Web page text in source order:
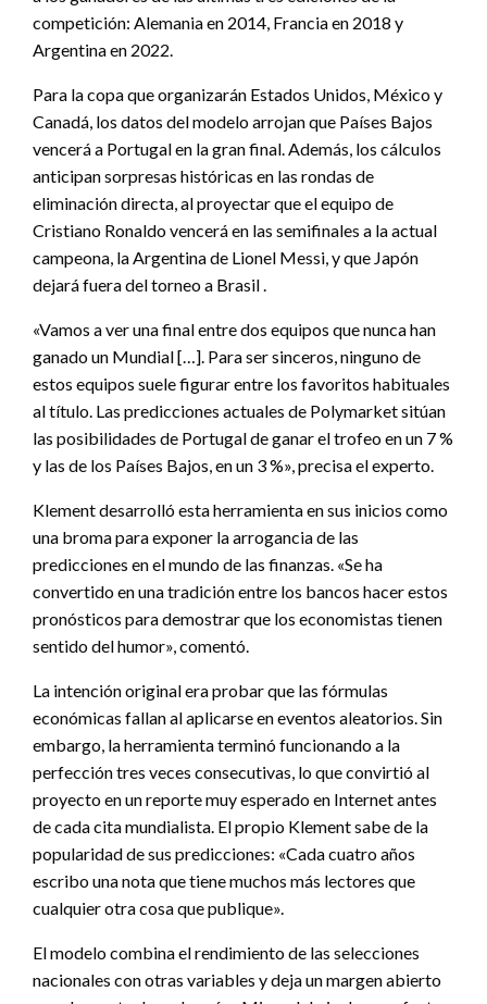
competición: Alemania en 2014, Francia en 2018 y
Argentina en 2022.
Para la copa que organizarán Estados Unidos, México y
Canadá, los datos del modelo arrojan que Países Bajos
vencerá a Portugal en la gran final. Además, los cálculos
anticipan sorpresas históricas en las rondas de
eliminación directa, al proyectar que el equipo de
Cristiano Ronaldo vencerá en las semifinales a la actual
campeona, la Argentina de Lionel Messi, y que Japón
dejará fuera del torneo a Brasil .
«Vamos a ver una final entre dos equipos que nunca han
ganado un Mundial […]. Para ser sinceros, ninguno de
estos equipos suele figurar entre los favoritos habituales
al título. Las predicciones actuales de Polymarket sitúan
las posibilidades de Portugal de ganar el trofeo en un 7 %
y las de los Países Bajos, en un 3 %», precisa el experto.
Klement desarrolló esta herramienta en sus inicios como
una broma para exponer la arrogancia de las
predicciones en el mundo de las finanzas. «Se ha
convertido en una tradición entre los bancos hacer estos
pronósticos para demostrar que los economistas tienen
sentido del humor», comentó.
La intención original era probar que las fórmulas
económicas fallan al aplicarse en eventos aleatorios. Sin
embargo, la herramienta terminó funcionando a la
perfección tres veces consecutivas, lo que convirtió al
proyecto en un reporte muy esperado en Internet antes
de cada cita mundialista. El propio Klement sabe de la
popularidad de sus predicciones: «Cada cuatro años
escribo una nota que tiene muchos más lectores que
cualquier otra cosa que publique».
El modelo combina el rendimiento de las selecciones
nacionales con otras variables y deja un margen abierto